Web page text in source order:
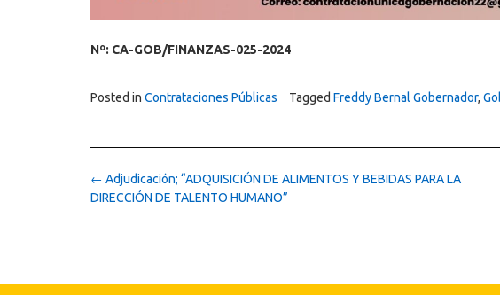
Nº: CA-GOB/FINANZAS-025-2024
Posted in Contrataciones Públicas Tagged Freddy Bernal Gobernador,
Post
navigation
← Adjudicación; “ADQUISICIÓN DE ALIMENTOS Y BEBIDAS PARA LA
DIRECCIÓN DE TALENTO HUMANO”